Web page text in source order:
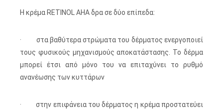
Η κρέμα RETINOL AHA δρα σε δύο επίπεδα:
· στα βαθύτερα στρώματα του δέρματος ενεργοποιεί
τους φυσικούς μηχανισμούς αποκατάστασης. Το δέρμα
μπορεί έτσι από μόνο του να επιταχύνει το ρυθμό
ανανέωσης των κυττάρων
· στην επιφάνεια του δέρματος η κρέμα προστατεύει